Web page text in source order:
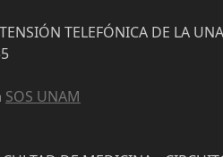
TELEFÓNICA DE LA
SOS UNAM